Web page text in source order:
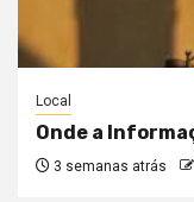
Local
Onde a
3 semanas atrás